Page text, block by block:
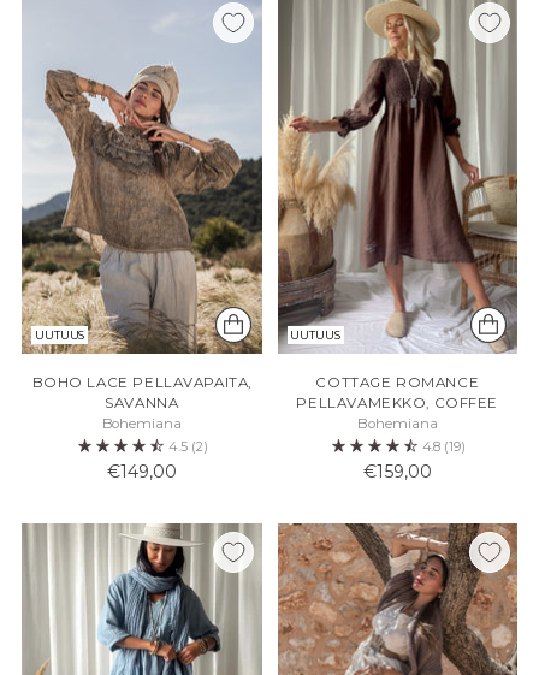
UUTUUS
BOHO LACE PELLAVAPAITA,
SAVANNA
Bohemiana
4.5 (2)
€149,00
UUTUUS
COTTAGE ROMANCE
PELLAVAMEKKO, COFFEE
Bohemiana
4.8 (19)
€159,00